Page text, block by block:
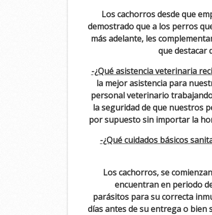
Los cachorros desde que
demostrado que a los perros
más adelante, les
que destacar
-¿Qué asistencia veterinaria
la mejor asistencia para
personal veterinario
la seguridad de que nuestros
por supuesto sin importar la
-¿Qué cuidados básicos
Los cachorros, se
encuentran en periodo
parásitos para su correcta
días antes de su entrega o bien